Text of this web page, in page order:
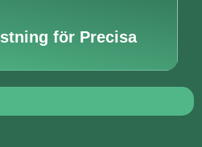
för Precisa